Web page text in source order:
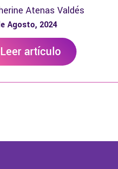
Atenas Valdés
Agosto, 2024
Leer artículo